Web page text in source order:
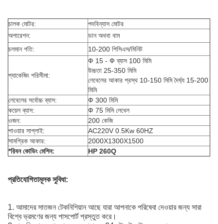
চালক মোটর:
পদবিন্যাস মোটর
অপারেশন:
ডান অথবা বাম
চলমান গতি:
10-200 পিসিএস/মিনিট
প্যাকেজিং পরিসীমা:
Ф 15 - Ф ব্যাস 100 মিমি
উচ্চতা 25-350 মিমি
লেবেলের আকার প্রস্থ 10-150 মিমি দৈর্ঘ্য 15-200
মিমি
লেবেলের সর্বোচ্চ ব্যাস:
Ф 300 মিমি
কয়েল ব্যাস:
Ф 75 মিমি লেবেল
ওজন:
200 কেজি
পাওয়ার সাপ্লাই:
AC220V 0.5Kw 60HZ
সামগ্রিক আকার:
2000X1300X1500
*রিবন কোডিং মেশিন:
HP 260Q
প্রতিযোগিতামূলক সুবিধা:
1. আমাদের সাতজন টেকনিশিয়ান আছে যারা আপনাকে পরিষেবা দেওয়ার জন্য সারা
বিশ্বে ভ্রমণের জন্য পাসপোর্ট প্রস্তুত করে।